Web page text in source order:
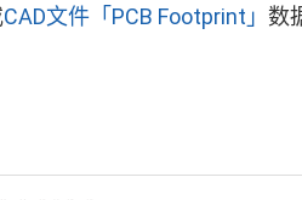
CAD文件「PCB Footprint」 数